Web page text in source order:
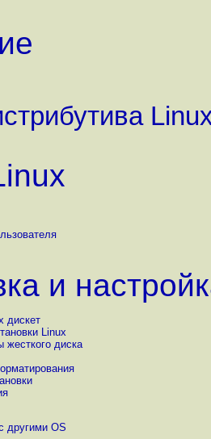
и
дискет
Linux
жесткого диска
другими OS